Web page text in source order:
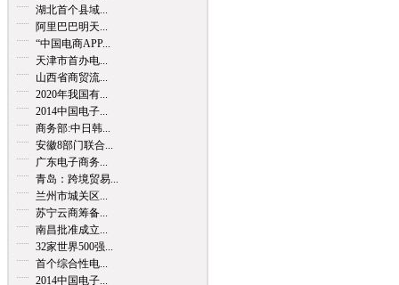
湖北首个县域...
阿里巴巴明天...
“中国电商APP...
天津市首办电...
山西省商贸流...
2020年我国有...
2014中国电子...
商务部:中日韩...
安徽8部门联合...
广东电子商务...
青岛：跨境贸易...
兰州市城关区...
苏宁云商筹备...
南昌批准成立...
32家世界500强...
首个综合性电...
2014中国电子...